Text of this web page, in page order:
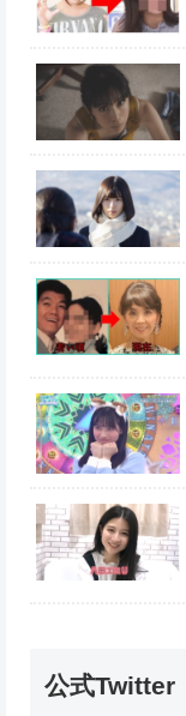
公式Twitter